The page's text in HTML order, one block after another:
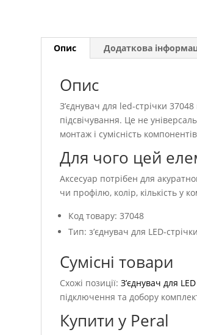
Опис Додаткова
Опис
З’єднувач для led-стрічки
підсвічування. Це не
монтаж і сумісність
Для чого цей
Аксесуар потрібен для
чи профілю, колір, кількість у
Код товару: 37048
Тип: з’єднувач для LED-стрічки
Сумісні товари
Схожі позиції:З’єднувач для
підключення та добору
Купити у Peral